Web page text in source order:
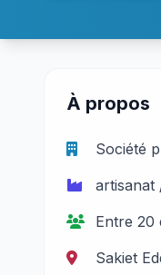
À propos
Société
artisanat
Entre 20
Sakiet